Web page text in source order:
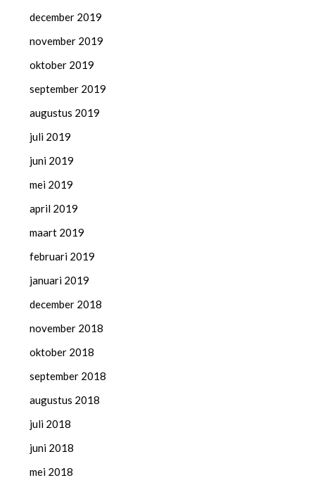
december 2019
november 2019
oktober 2019
september 2019
augustus 2019
juli 2019
juni 2019
mei 2019
april 2019
maart 2019
februari 2019
januari 2019
december 2018
november 2018
oktober 2018
september 2018
augustus 2018
juli 2018
juni 2018
mei 2018